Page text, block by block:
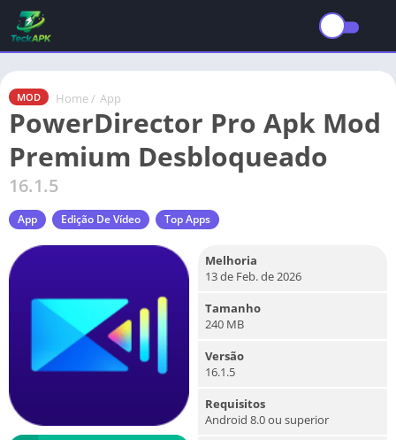
MOD Home / App
PowerDirector Pro Apk Mod
Premium Desbloqueado
16.1.5
App Edição De Vídeo Top Apps
Melhoria
13 de Feb. de 2026
Tamanho
240 MB
Versão
16.1.5
Requisitos
Android 8.0 ou superior